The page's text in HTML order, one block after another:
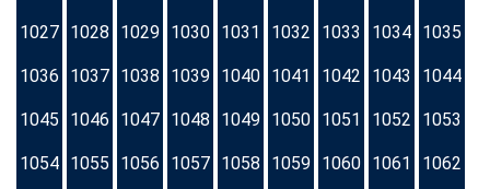
1027 1028 1029 1030 1031 1032 1033 1034 1035
1036 1037 1038 1039 1040 1041 1042 1043 1044
1045 1046 1047 1048 1049 1050 1051 1052 1053
1054 1055 1056 1057 1058 1059 1060 1061 1062